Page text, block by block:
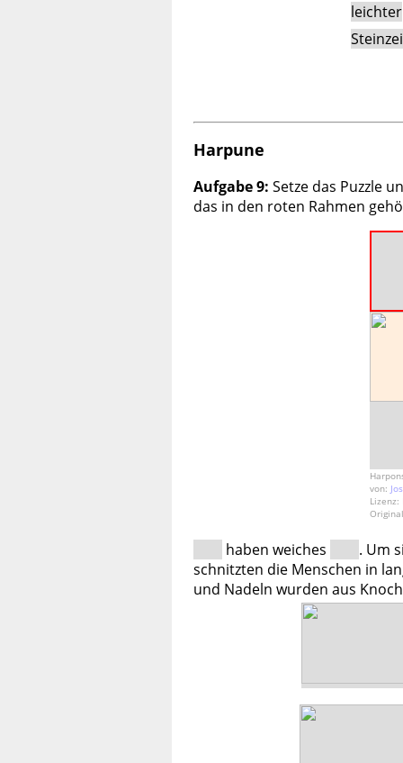
leichter
Harpune
Aufgabe 9: Setze das Puzzle
das in den roten Rahmen
von:
haben weiches
. Um
schnitzten die Menschen in
und Nadeln wurden aus